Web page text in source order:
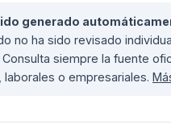
generado
no ha sido revisado
siempre la fuente
laborales o empresariales.